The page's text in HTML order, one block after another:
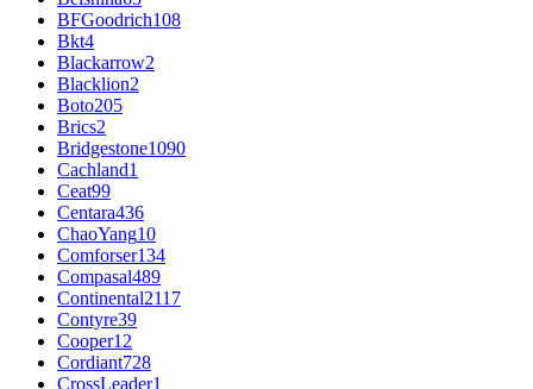
BFGoodrich108
Bkt4
Blackarrow2
Blacklion2
Boto205
Brics2
Bridgestone1090
Cachland1
Ceat99
Centara436
ChaoYang10
Comforser134
Compasal489
Continental2117
Contyre39
Cooper12
Cordiant728
CrossLeader1